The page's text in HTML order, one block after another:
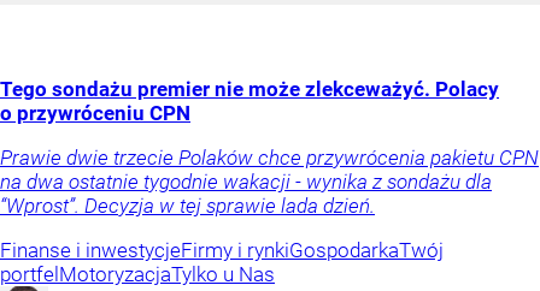
Tego sondażu premier nie może zlekceważyć. Polacy
o przywróceniu CPN
Prawie dwie trzecie Polaków chce przywrócenia pakietu CPN
na dwa ostatnie tygodnie wakacji - wynika z sondażu dla
“Wprost”. Decyzja w tej sprawie lada dzień.
Finanse i inwestycjeFirmy i rynkiGospodarkaTwój
portfelMotoryzacjaTylko u Nas